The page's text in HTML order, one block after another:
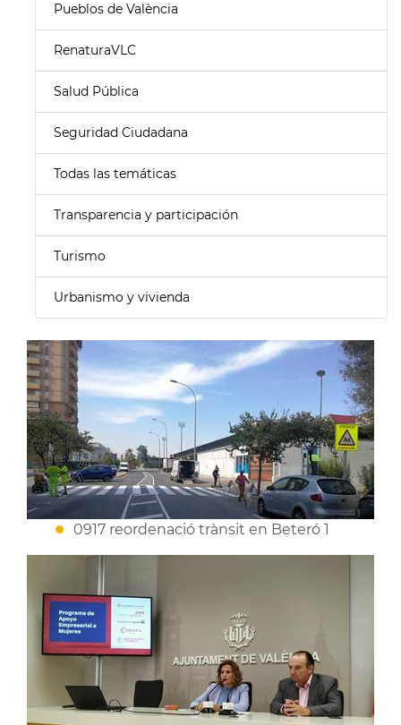
Pueblos de València
RenaturaVLC
Salud Pública
Seguridad Ciudadana
Todas las temáticas
Transparencia y participación
Turismo
Urbanismo y vivienda
0917 reordenació trànsit en Beteró 1